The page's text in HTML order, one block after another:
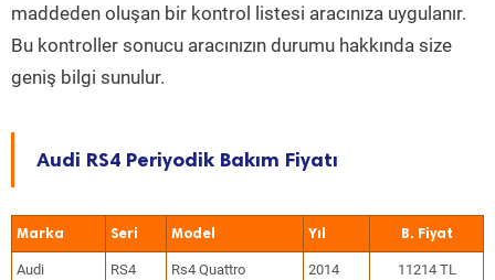
maddeden oluşan bir kontrol listesi aracınıza uygulanır.
Bu kontroller sonucu aracınızın durumu hakkında size
geniş bilgi sunulur.
Audi RS4 Periyodik Bakım Fiyatı
Marka Seri Model Yıl
Audi RS4 Rs4 Quattro 2014 11214 TL